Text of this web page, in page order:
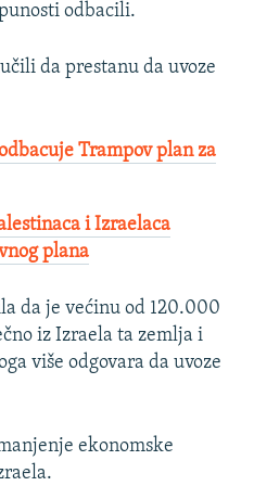
odbacili.
da prestanu da uvoze
Trampov plan za
i Izraelaca
plana
da je većinu od 120.000
iz Izraela ta zemlja i
više odgovara da uvoze
ekonomske